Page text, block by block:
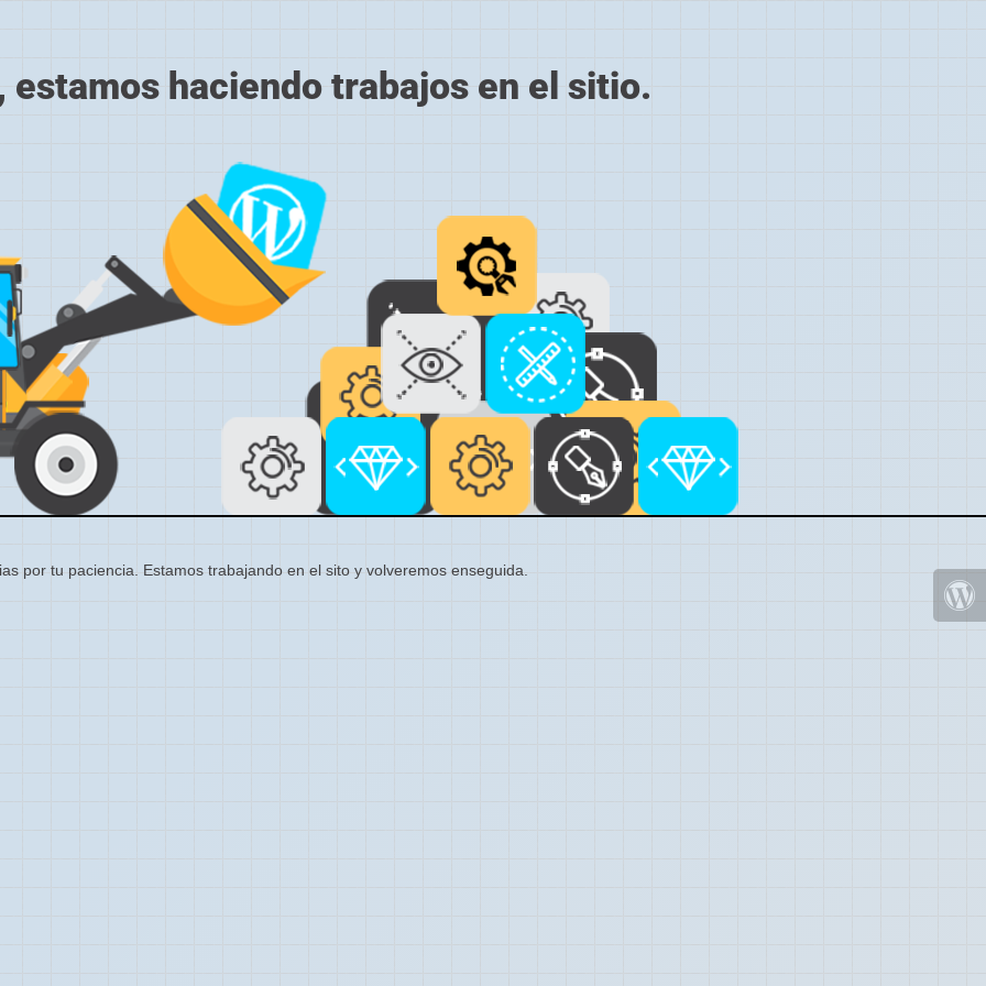
estamos haciendo trabajos en el sitio.
por tu paciencia. Estamos trabajando en el sito y volveremos enseguida.